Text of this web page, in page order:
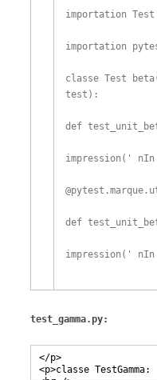
importation
importation
classe Test beta
test ) :
def
impression ( ' nIn
@pytest .marque .
def
impression ( ' nIn
test_gamma.py: